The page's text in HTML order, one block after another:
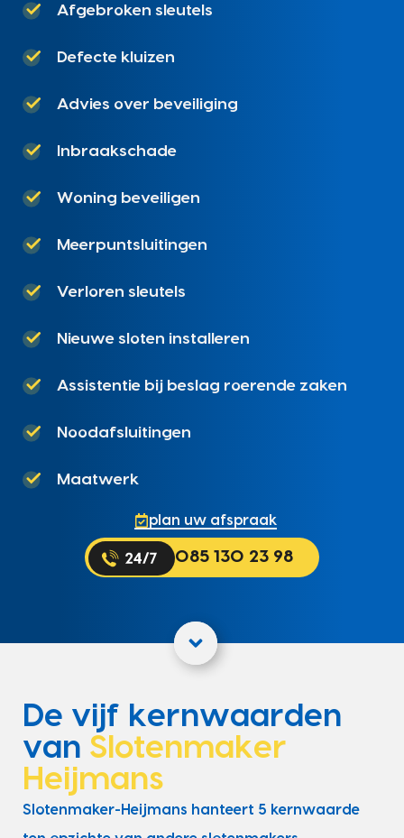
Afgebroken sleutels
Defecte kluizen
Advies over beveiliging
Inbraakschade
Woning beveiligen
Meerpuntsluitingen
Verloren sleutels
Nieuwe sloten installeren
Assistentie bij beslag roerende zaken
Noodafsluitingen
Maatwerk
plan uw afspraak
085 130 23 98
De vijf kernwaarden
van Slotenmaker
Heijmans
Slotenmaker-Heijmans hanteert 5 kernwaarde